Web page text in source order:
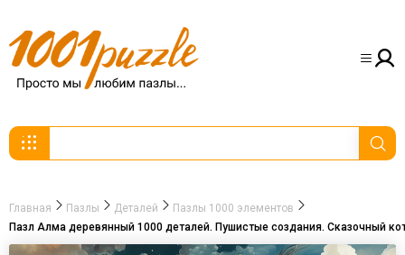
Главная Пазлы Деталей
Пазлы 1000 элементов
Пазл Алма деревянный 1000 деталей. Пушистые создания. Сказочный